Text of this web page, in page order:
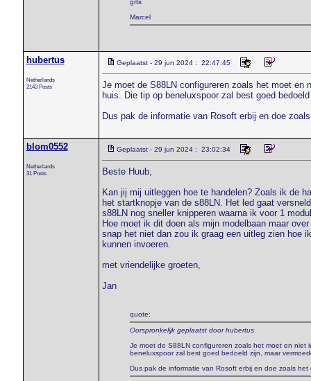
grts
Marcel
hubertus
Netherlands
2143 Posts
Geplaatst - 29 jun 2024 : 22:47:45
Je moet de S88LN configureren zoals het moet en
huis. Die tip op beneluxspoor zal best goed
Dus pak de informatie van Rosoft erbij en doe
blom0552
Netherlands
31 Posts
Geplaatst - 29 jun 2024 : 23:02:34
Beste Huub,
Kan jij mij uitleggen hoe te handelen? Zoals ik de
het startknopje van de s88LN. Het led gaat
s88LN nog sneller knipperen waarna ik voor 1
Hoe moet ik dit doen als mijn modelbaan maar
snap het niet dan zou ik graag een uitleg zien hoe
kunnen invoeren.
met vriendelijke groeten,
Jan
quote:
Oorspronkelijk geplaatst door hubertus
Je moet de S88LN configureren zoals het moet en niet
beneluxspoor zal best goed bedoeld zijn, maar
Dus pak de informatie van Rosoft erbij en doe zoals